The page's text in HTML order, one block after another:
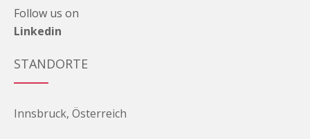
Follow us on
Linkedin
STANDORTE
Innsbruck, Österreich